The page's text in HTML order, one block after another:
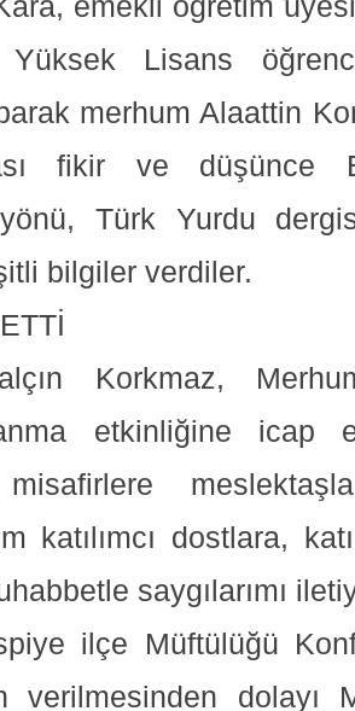
emekli öğretim
Yüksek Lisans
merhum Alaattin
fikir ve düşünce
yönü, Türk Yurdu
bilgiler verdiler.
Korkmaz,
anma etkinliğine icap
katılımcı dostlara,
saygılarımı
ilçe Müftülüğü
verilmesinden dolayı